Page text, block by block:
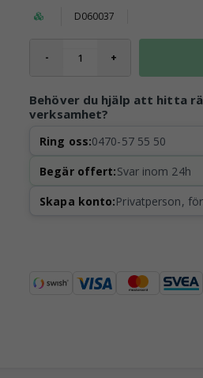
D060037
- +
Behöver du hjälp att hitta
verksamhet?
Ring oss:0470-57 55 50
Begär offert:Svar inom 24h
Skapa konto:Privatperson,